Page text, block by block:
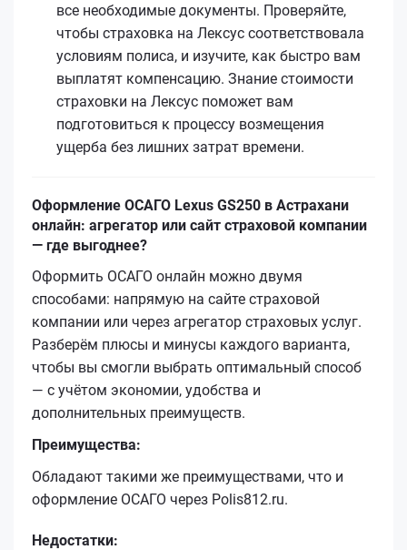
все необходимые документы. Проверяйте,
чтобы страховка на Лексус соответствовала
условиям полиса, и изучите, как быстро вам
выплатят компенсацию. Знание стоимости
страховки на Лексус поможет вам
подготовиться к процессу возмещения
ущерба без лишних затрат времени.
Оформление ОСАГО Lexus GS250 в Астрахани
онлайн: агрегатор или сайт страховой компании
— где выгоднее?
Оформить ОСАГО онлайн можно двумя
способами: напрямую на сайте страховой
компании или через агрегатор страховых услуг.
Разберём плюсы и минусы каждого варианта,
чтобы вы смогли выбрать оптимальный способ
— с учётом экономии, удобства и
дополнительных преимуществ.
Преимущества:
Обладают такими же преимуществами, что и
оформление ОСАГО через Polis812.ru.
Недостатки: